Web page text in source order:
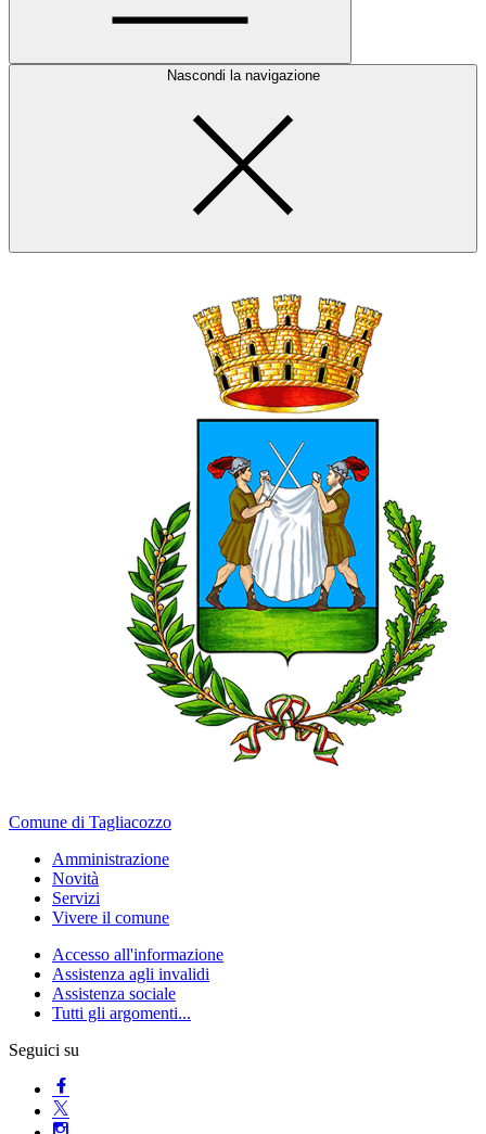
Nascondi la navigazione
Comune di Tagliacozzo
Amministrazione
Novità
Servizi
Vivere il comune
Accesso all'informazione
Assistenza agli invalidi
Assistenza sociale
Tutti gli argomenti...
Seguici su